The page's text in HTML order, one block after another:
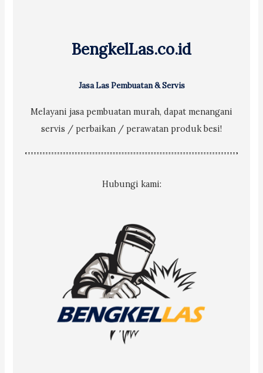
BengkelLas.co.id
Jasa Las Pembuatan & Servis
Melayani jasa pembuatan murah, dapat menangani
servis / perbaikan / perawatan produk besi!
Hubungi kami: